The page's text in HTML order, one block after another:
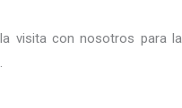
visita con nosotros para la